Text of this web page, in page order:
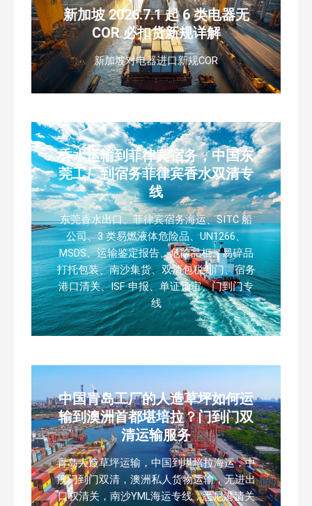
新加坡 2026.7.1 起 6 类电器无
COR 必扣货新规详解
新加坡对电器进口新规COR
香水运输到菲律宾宿务，中国东
莞工厂到宿务菲律宾香水双清专
线
东莞香水出口、菲律宾宿务海运、SITC 船
公司、3 类易燃液体危险品、UN1266、
MSDS、运输鉴定报告、危险品柜、易碎品
打托包装、南沙集货、双清包税到门、宿务
港口清关、ISF 申报、单证预审、门到门专
线
中国青岛工厂的人造草坪如何运
输到澳洲首都堪培拉？门到门双
清运输服务
青岛人造草坪运输，中国到堪培拉海运，中
澳门到门双清，澳洲私人货物运输，无进出
口权清关，南沙YML海运专线，悉尼港清关